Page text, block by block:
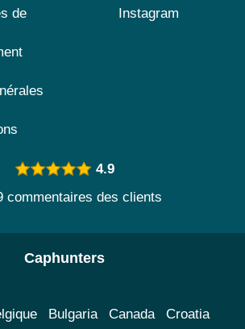
de Instagram
4.9
commentaires des clients
Caphunters
Bulgaria Canada Croatia